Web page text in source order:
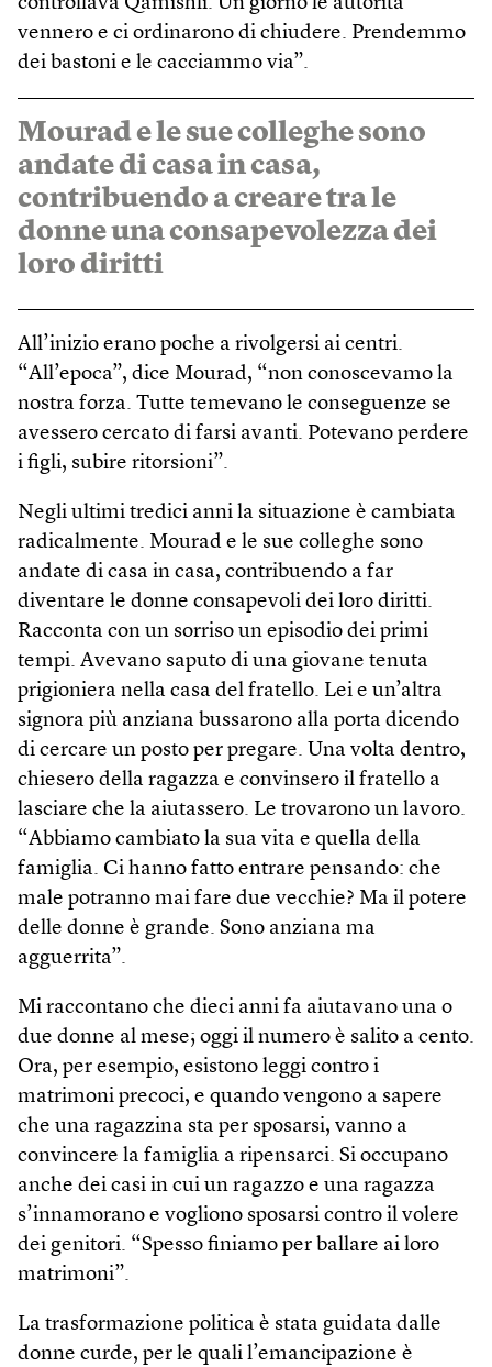
controllava Qamishli. Un giorno le autorità
vennero e ci ordinarono di chiudere. Prendemmo
dei bastoni e le cacciammo via”.
Mourad e le sue colleghe sono
andate di casa in casa,
contribuendo a creare tra le
donne una consapevolezza dei
loro diritti
All’inizio erano poche a rivolgersi ai centri.
“All’epoca”, dice Mourad, “non conoscevamo la
nostra forza. Tutte temevano le conseguenze se
avessero cercato di farsi avanti. Potevano perdere
i figli, subire ritorsioni”.
Negli ultimi tredici anni la situazione è cambiata
radicalmente. Mourad e le sue colleghe sono
andate di casa in casa, contribuendo a far
diventare le donne consapevoli dei loro diritti.
Racconta con un sorriso un episodio dei primi
tempi. Avevano saputo di una giovane tenuta
prigioniera nella casa del fratello. Lei e un’altra
signora più anziana bussarono alla porta dicendo
di cercare un posto per pregare. Una volta dentro,
chiesero della ragazza e convinsero il fratello a
lasciare che la aiutassero. Le trovarono un lavoro.
“Abbiamo cambiato la sua vita e quella della
famiglia. Ci hanno fatto entrare pensando: che
male potranno mai fare due vecchie? Ma il potere
delle donne è grande. Sono anziana ma
agguerrita”.
Mi raccontano che dieci anni fa aiutavano una o
due donne al mese; oggi il numero è salito a cento.
Ora, per esempio, esistono leggi contro i
matrimoni precoci, e quando vengono a sapere
che una ragazzina sta per sposarsi, vanno a
convincere la famiglia a ripensarci. Si occupano
anche dei casi in cui un ragazzo e una ragazza
s’innamorano e vogliono sposarsi contro il volere
dei genitori. “Spesso finiamo per ballare ai loro
matrimoni”.
La trasformazione politica è stata guidata dalle
donne curde, per le quali l’emancipazione è